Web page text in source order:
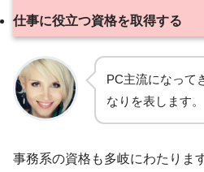
仕事に役立つ資格を取得する
PC主流になって
なりを表します。
事務系の資格も多岐にわたりま